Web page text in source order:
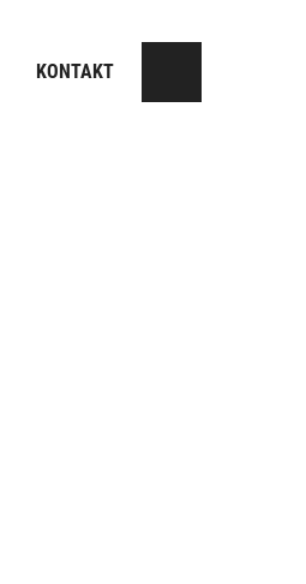
KONTAKT